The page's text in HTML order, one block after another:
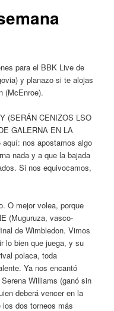
para el BBK Live de
y planazo si te alojas
(McEnroe).
(SERÁN CENIZOS LSO
GALERNA EN LA
nos apostamos algo
nada y a que la bajada
Si nos equivocamos,
O mejor volea, porque
(Muguruza, vasco-
de Wimbledon. Vimos
lo bien que juega, y su
polaca, toda
Ya nos encantó
Williams (ganó sin
deberá vencer en la
dos torneos más